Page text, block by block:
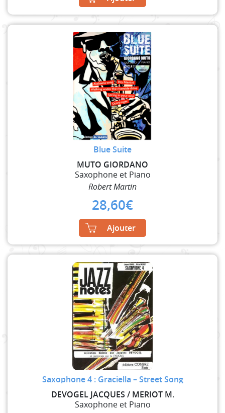
Blue Suite
MUTO GIORDANO
Saxophone et Piano
Robert Martin
28,60€
Ajouter
Saxophone 4 : Graciella – Street Song
DEVOGEL JACQUES / MERIOT M.
Saxophone et Piano